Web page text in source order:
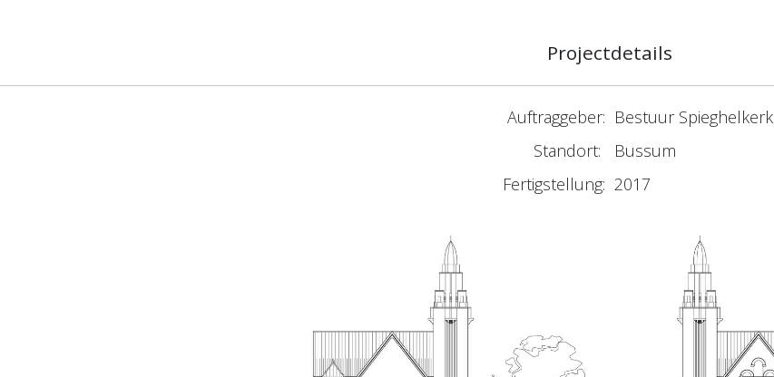
Projectdetails
Auftraggeber: Bestuur Spieghelkerk
Standort:
Bussum
Fertigstellung: 2017